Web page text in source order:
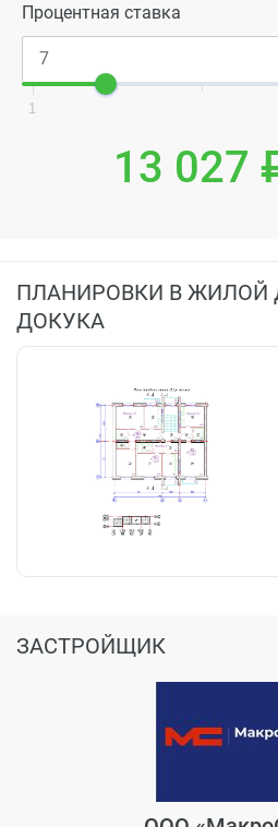
Процентная ставка
1
13 027
ПЛАНИРОВКИ В ЖИЛОЙ
ДОКУКА
ЗАСТРОЙЩИК